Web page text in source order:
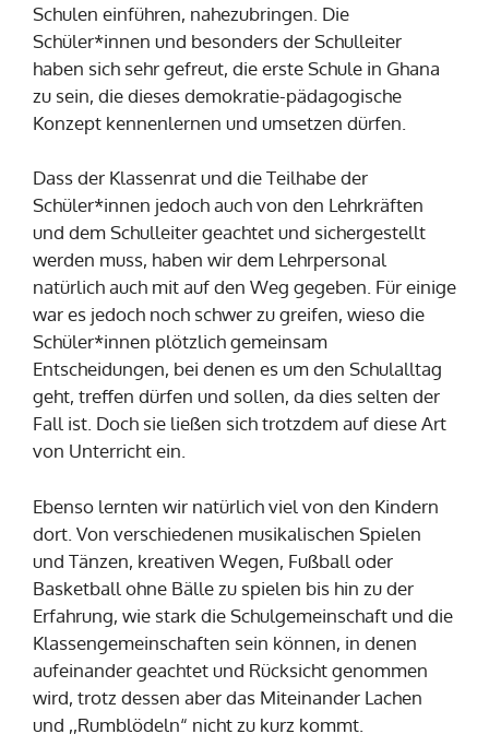
Schulen einführen, nahezubringen. Die
Schüler*innen und besonders der Schulleiter
haben sich sehr gefreut, die erste Schule in Ghana
zu sein, die dieses demokratie-pädagogische
Konzept kennenlernen und umsetzen dürfen.
Dass der Klassenrat und die Teilhabe der
Schüler*innen jedoch auch von den Lehrkräften
und dem Schulleiter geachtet und sichergestellt
werden muss, haben wir dem Lehrpersonal
natürlich auch mit auf den Weg gegeben. Für einige
war es jedoch noch schwer zu greifen, wieso die
Schüler*innen plötzlich gemeinsam
Entscheidungen, bei denen es um den Schulalltag
geht, treffen dürfen und sollen, da dies selten der
Fall ist. Doch sie ließen sich trotzdem auf diese Art
von Unterricht ein.
Ebenso lernten wir natürlich viel von den Kindern
dort. Von verschiedenen musikalischen Spielen
und Tänzen, kreativen Wegen, Fußball oder
Basketball ohne Bälle zu spielen bis hin zu der
Erfahrung, wie stark die Schulgemeinschaft und die
Klassengemeinschaften sein können, in denen
aufeinander geachtet und Rücksicht genommen
wird, trotz dessen aber das Miteinander Lachen
und ,,Rumblödeln“ nicht zu kurz kommt.